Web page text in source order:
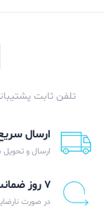
تلفن ثابت پشتیبانی : 02188800138 | پاسخگویی در
ارسال
ارسال و
۷ روز ضمانت بازگشت
در صورت